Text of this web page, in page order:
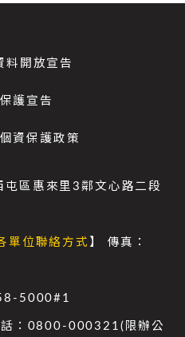
料開放宣告
護宣告
資保護政策
區惠來里3鄰文心路二段
單位聯絡方式 】 傳真：
5000#1
話：0800-000321(限辦公